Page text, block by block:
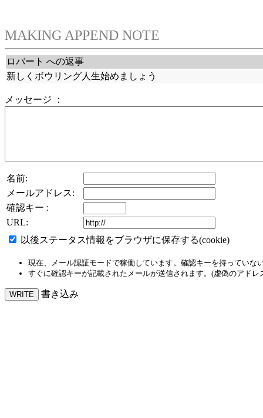
MAKING APPEND NOTE
ロバート への返事
新しくボウリング人生始めましょう
メッセージ ：
名前:
メールアドレス:
確認キー :
URL:
以後ステータス情報をブラウザに保存する(cookie)
現在、メール認証モードで稼働しています。確認キーを持ってい
すぐに確認キーが記載されたメールが送信されます。(虚偽のアド
書き込み